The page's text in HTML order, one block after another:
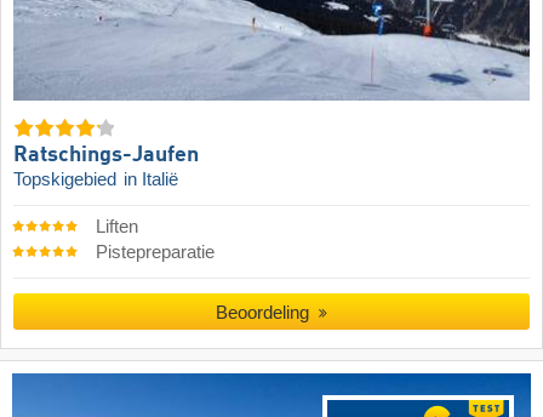
Ratschings-Jaufen
Topskigebied in Italië
Liften
Pistepreparatie
Beoordeling